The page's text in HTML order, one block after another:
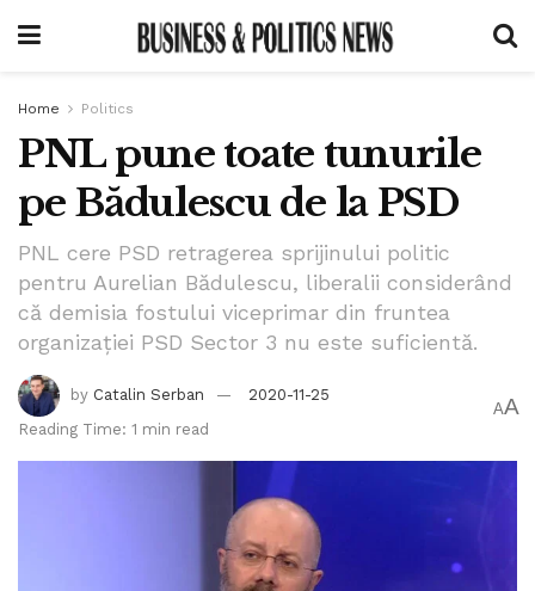
Home Politics
PNL pune toate tunurile
pe Bădulescu de la PSD
PNL cere PSD retragerea sprijinului politic
pentru Aurelian Bădulescu, liberalii considerând
că demisia fostului viceprimar din fruntea
organizației PSD Sector 3 nu este suficientă.
by Catalin Serban
2020-11-25
Reading Time: 1 min read
AA